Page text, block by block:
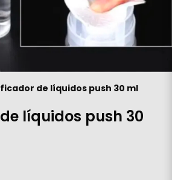
de líquidos push 30 ml
líquidos push 30